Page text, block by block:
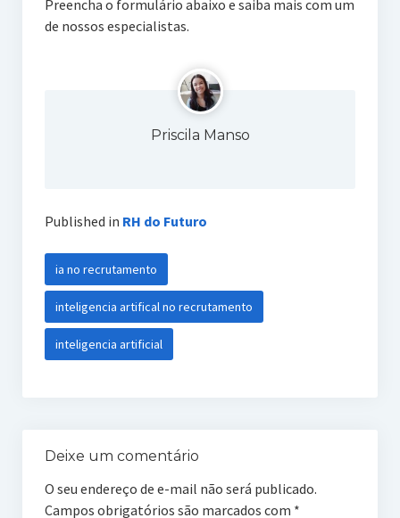
Preencha o formulário abaixo e saiba mais com um
de nossos especialistas.
Priscila Manso
Published in RH do Futuro
ia no recrutamento
inteligencia artifical no recrutamento
inteligencia artificial
Deixe um comentário
O seu endereço de e-mail não será publicado.
Campos obrigatórios são marcados com *